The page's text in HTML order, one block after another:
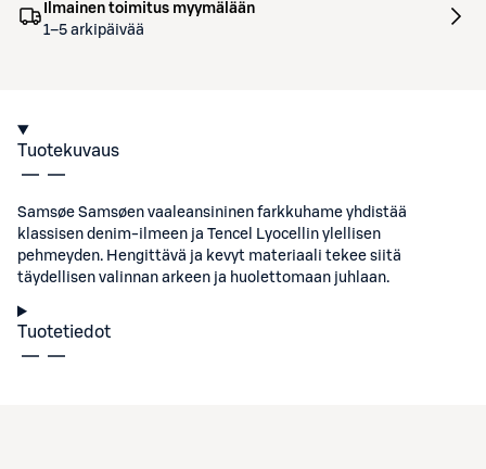
Ilmainen toimitus myymälään
1–5 arkipäivää
Tuotekuvaus
Samsøe Samsøen vaaleansininen farkkuhame yhdistää
klassisen denim-ilmeen ja Tencel Lyocellin ylellisen
pehmeyden. Hengittävä ja kevyt materiaali tekee siitä
täydellisen valinnan arkeen ja huolettomaan juhlaan.
Tuotetiedot